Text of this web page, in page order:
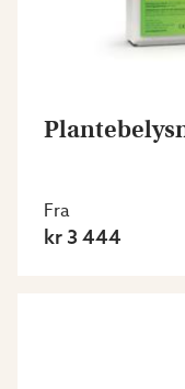
Fra
kr 3 444